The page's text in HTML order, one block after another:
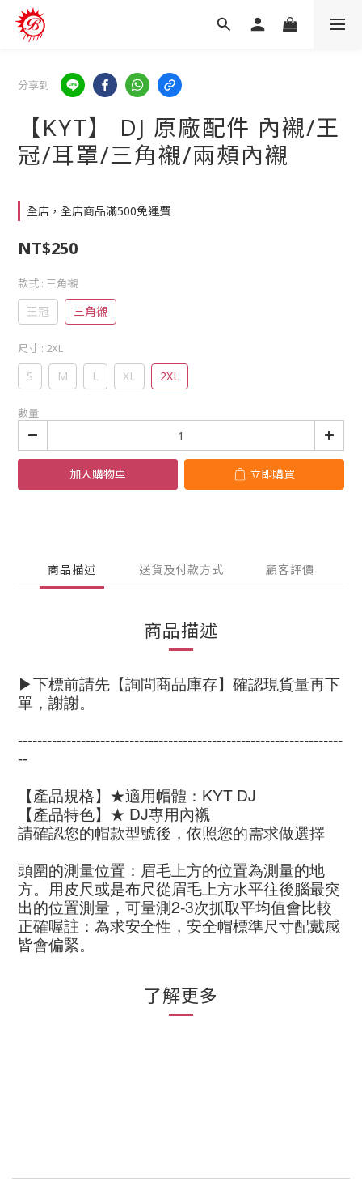
分享到
【KYT】 DJ 原廠配件 內襯/王
冠/耳罩/三角襯/兩頰內襯
全店，全店商品滿500免運費
NT$250
款式 : 三角襯
王冠 三角襯
尺寸 : 2XL
S M L XL 2XL
數量
加入購物車 立即購買
商品描述 送貨及付款方式 顧客評價
商品描述
▶下標前請先【詢問商品庫存】確認現貨量再下
單，謝謝。
-------------------------------------------------------------------
--
【產品規格】★適用帽體：KYT DJ
【產品特色】★ DJ專用內襯
請確認您的帽款型號後，依照您的需求做選擇
頭圍的測量位置：眉毛上方的位置為測量的地
方。用皮尺或是布尺從眉毛上方水平往後腦最突
出的位置測量，可量測2-3次抓取平均值會比較
正確喔註：為求安全性，安全帽標準尺寸配戴感
皆會偏緊。
了解更多